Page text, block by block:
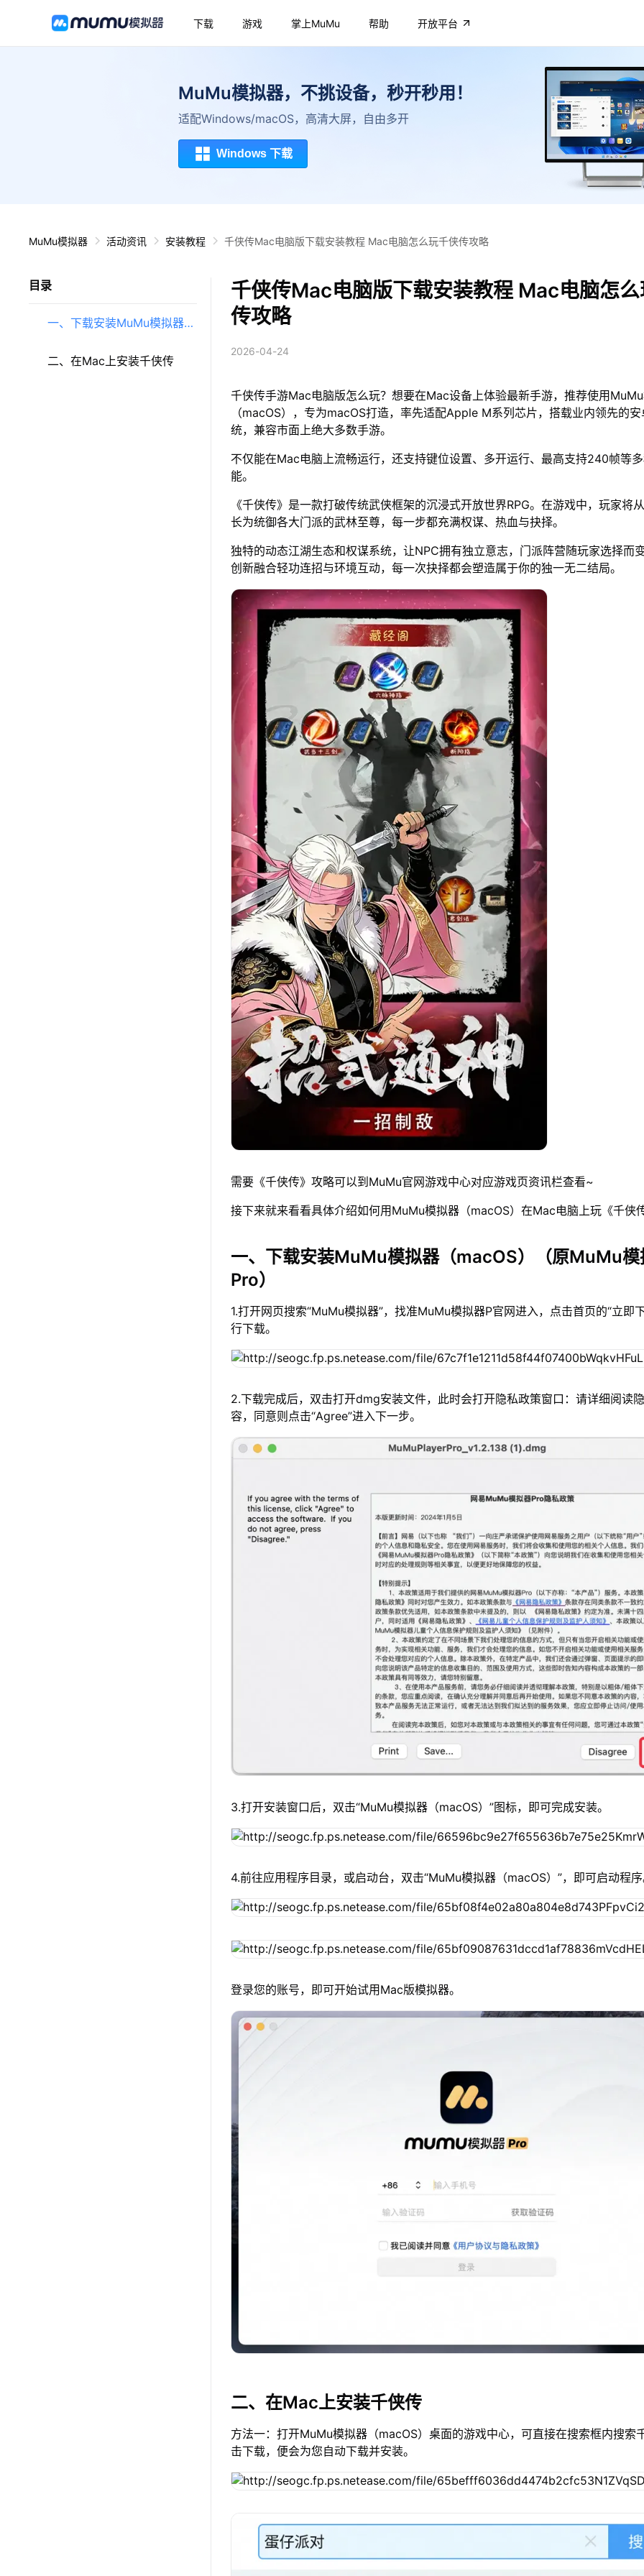
下载 游戏 掌上MuMu 帮助 开放平台
MuMu模拟器，不挑设备，秒开秒用！
适配Windows/macOS，高清大屏，自由多开
Windows 下载
MuMu模拟器 活动资讯 安装教程 千侠传Mac电脑版下载安装教程 Mac电脑怎么玩千侠传攻略
目录
一、下载安装MuMu模拟器
（macOS）（原MuMu模拟
二、在Mac上安装千侠传
千侠传Mac电脑版下载安装教程 Mac电脑怎
传攻略
2026-04-24
千侠传手游Mac电脑版怎么玩？想要在Mac设备上体验最新手游，推荐使用
（macOS），专为macOS打造，率先适配Apple M系列芯片，搭载业内领先的
统，兼容市面上绝大多数手游。
不仅能在Mac电脑上流畅运行，还支持键位设置、多开运行、最高支持240帧等
能。
《千侠传》是一款打破传统武侠框架的沉浸式开放世界RPG。在游戏中，玩家将
长为统御各大门派的武林至尊，每一步都充满权谋、热血与抉择。
独特的动态江湖生态和权谋系统，让NPC拥有独立意志，门派阵营随玩家选择而
创新融合轻功连招与环境互动，每一次抉择都会塑造属于你的独一无二结局。
需要《千侠传》攻略可以到MuMu官网游戏中心对应游戏页资讯栏查看~
接下来就来看看具体介绍如何用MuMu模拟器（macOS）在Mac电脑上玩《千侠
一、下载安装MuMu模拟器（macOS）（原MuMu模
Pro）
1.打开网页搜索“MuMu模拟器”，找准MuMu模拟器P官网进入，点击首页的“立即
行下载。
2.下载完成后，双击打开dmg安装文件，此时会打开隐私政策窗口：请详细阅读
容，同意则点击“Agree”进入下一步。
3.打开安装窗口后，双击“MuMu模拟器（macOS）”图标，即可完成安装。
4.前往应用程序目录，或启动台，双击“MuMu模拟器（macOS）”，即可启动程
登录您的账号，即可开始试用Mac版模拟器。
二、在Mac上安装千侠传
方法一：打开MuMu模拟器（macOS）桌面的游戏中心，可直接在搜索框内搜索
击下载，便会为您自动下载并安装。